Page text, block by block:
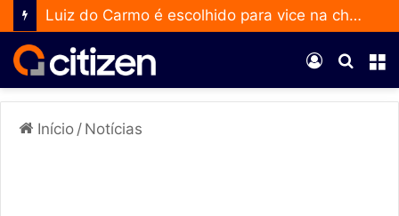
Luiz do Carmo é escolhido para vice na chapa de Daniel Vilela
por
Entrar
Início / Notícias